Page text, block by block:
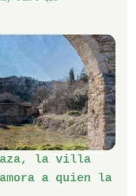
la villa
a quien la